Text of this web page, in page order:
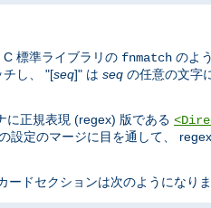
標準ライブラリの fnmatch のよ
チし、 "[seq]" は seq の任意の文字
に正規表現 (regex) 版である
設定のマージに目を通して、
ドセクションは次のようになりま